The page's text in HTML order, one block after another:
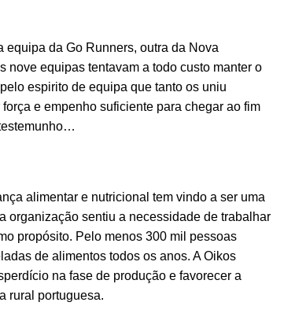
equipa da Go Runners, outra da Nova
nove equipas tentavam a todo custo manter o
espirito de equipa que tanto os uniu
e empenho suficiente para chegar ao fim
alimentar e nutricional tem vindo a ser uma
organização sentiu a necessidade de trabalhar
propósito. Pelo menos 300 mil pessoas
de alimentos todos os anos. A Oikos
na fase de produção e favorecer a
rural portuguesa.